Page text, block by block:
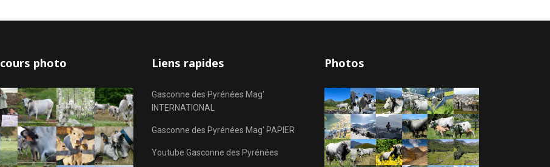
photo Liens rapides
Gasconne des Pyrénées Mag'
INTERNATIONAL
Gasconne des Pyrénées Mag' PAPIER
Youtube Gasconne des Pyrénées
Photos